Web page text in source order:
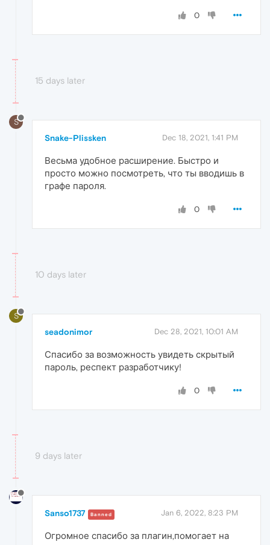
0
15 days later
S
Snake-Plissken Dec 18, 2021, 1:41 PM
Весьма удобное расширение. Быстро и
просто можно посмотреть, что ты вводишь в
графе пароля.
0
10 days later
S
seadonimor Dec 28, 2021, 10:01 AM
Спасибо за возможность увидеть скрытый
пароль, респект разработчику!
0
9 days later
Sanso1737 Banned Jan 6, 2022, 8:23 PM
Огромное спасибо за плагин,помогает на